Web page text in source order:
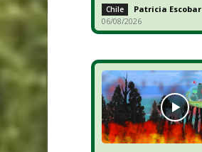
Chile Patricia Escobar
06/08/2026